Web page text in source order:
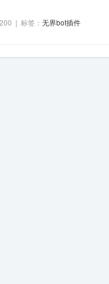
| 标签：无界bot插件